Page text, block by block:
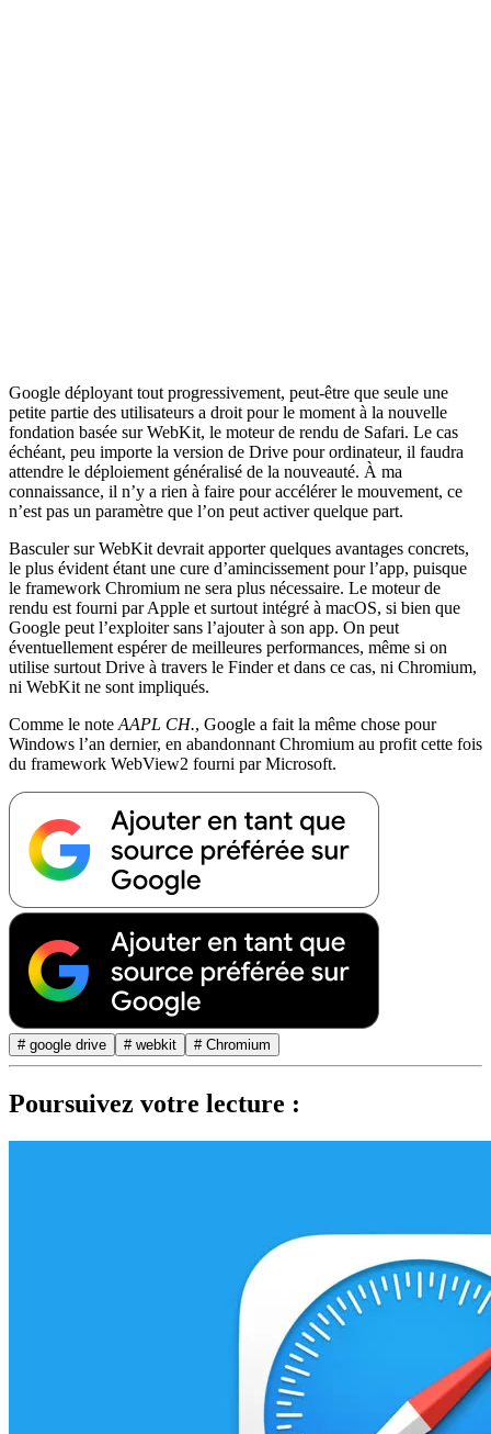
Google déployant tout progressivement, peut-être que seule une
petite partie des utilisateurs a droit pour le moment à la nouvelle
fondation basée sur WebKit, le moteur de rendu de Safari. Le cas
échéant, peu importe la version de Drive pour ordinateur, il faudra
attendre le déploiement généralisé de la nouveauté. À ma
connaissance, il n’y a rien à faire pour accélérer le mouvement, ce
n’est pas un paramètre que l’on peut activer quelque part.
Basculer sur WebKit devrait apporter quelques avantages concrets,
le plus évident étant une cure d’amincissement pour l’app, puisque
le framework Chromium ne sera plus nécessaire. Le moteur de
rendu est fourni par Apple et surtout intégré à macOS, si bien que
Google peut l’exploiter sans l’ajouter à son app. On peut
éventuellement espérer de meilleures performances, même si on
utilise surtout Drive à travers le Finder et dans ce cas, ni Chromium,
ni WebKit ne sont impliqués.
Comme le note AAPL CH., Google a fait la même chose pour
Windows l’an dernier, en abandonnant Chromium au profit cette fois
du framework WebView2 fourni par Microsoft.
# google drive # webkit # Chromium
Poursuivez votre lecture :